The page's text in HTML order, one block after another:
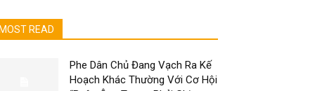
MOST READ
Phe Dân Chủ Đang Vạch Ra Kế
Hoạch Khác Thường Với Cơ Hội